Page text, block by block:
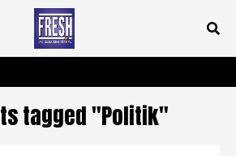
tagged "Politik"